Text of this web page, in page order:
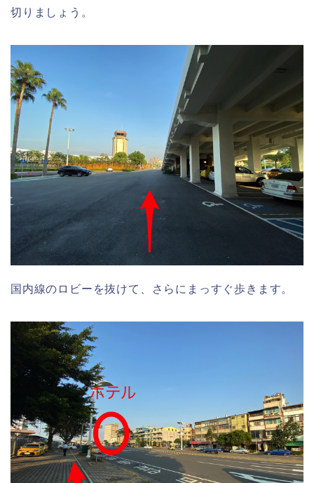
切りましょう。
国内線のロビーを抜けて、さらにまっすぐ歩きます。